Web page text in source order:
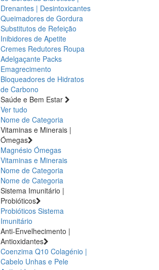
Drenantes | Desintoxicantes
Queimadores de Gordura
Substitutos de Refeição
Inibidores de Apetite
Cremes Redutores Roupa
Adelgaçante Packs
Emagrecimento
Bloqueadores de Hidratos
de Carbono
Saúde e Bem Estar
Ver tudo
Nome de Categoria
Vitaminas e Minerais |
Ómegas
Magnésio Ómegas
Vitaminas e Minerais
Nome de Categoria
Nome de Categoria
Sistema Imunitário |
Probióticos
Probióticos Sistema
Imunitário
Anti-Envelhecimento |
Antioxidantes
Coenzima Q10 Colagénio |
Cabelo Unhas e Pele